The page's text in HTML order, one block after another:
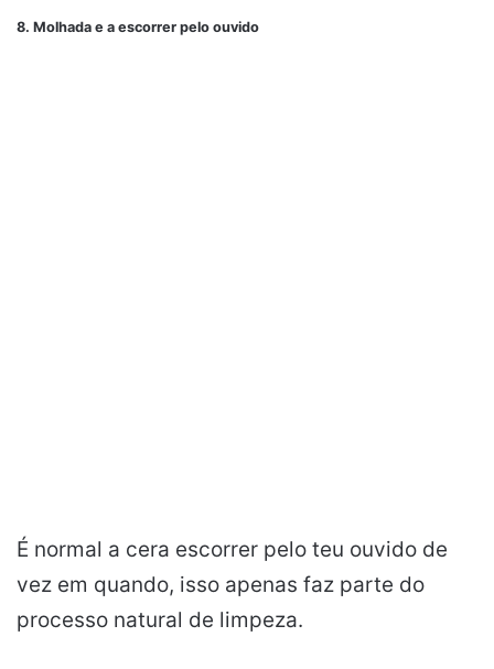
8. Molhada e a escorrer pelo ouvido
É normal a cera escorrer pelo teu ouvido de
vez em quando, isso apenas faz parte do
processo natural de limpeza.